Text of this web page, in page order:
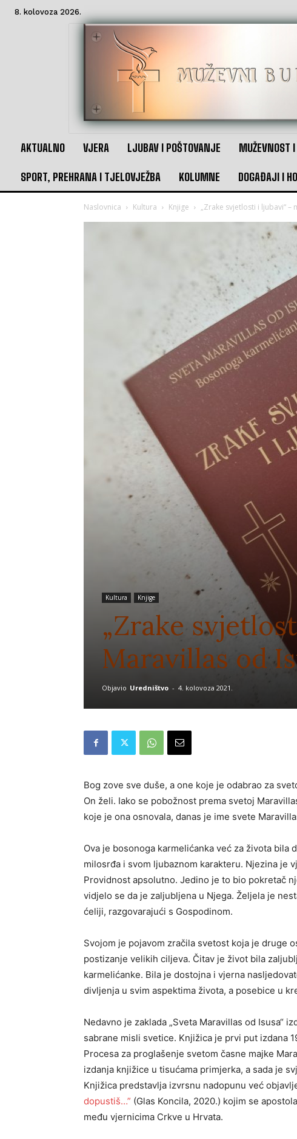
8. kolovoza 2026.
AKTUALNO VJERA LJUBAV I POŠTOVANJE MUŽEVNOST
SPORT, PREHRANA I TJELOVJEŽBA KOLUMNE DOGAĐAJI I
Naslovnica Kultura Knjige „Zrake svjetlosti i ljubavi“ –
Kultura Knjige
„Zrake
Maravillas od
Objavio Uredništvo - 4. kolovoza 2021.
Bog zove sve duše, a one koje je odabrao za
On želi. Iako se pobožnost prema svetoj
koje je ona osnovala, danas je ime svete
Ova je bosonoga karmelićanka već za života
milosrđa i svom ljubaznom karakteru. Njezina je
Providnost apsolutno. Jedino je to bio pokretač
vidjelo se da je zaljubljena u Njega. Željela je
ćeliji, razgovarajući s Gospodinom.
Svojom je pojavom zračila svetost koja je druge
postizanje velikih ciljeva. Čitav je život bila
karmelićanke. Bila je dostojna i vjerna
divljenja u svim aspektima života, a posebice u
Nedavno je zaklada „Sveta Maravillas od Isusa“
sabrane misli svetice. Knjižica je prvi put izdana
Procesa za proglašenje svetom časne majke
izdanja knjižice u tisućama primjerka, a sada je
Knjižica predstavlja izvrsnu nadopunu već
dopustiš…” (Glas Koncila, 2020.) kojim se
među vjernicima Crkve u Hrvata.